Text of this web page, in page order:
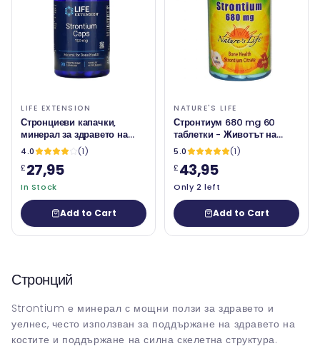
LIFE EXTENSION
Стронциеви капачки,
минерал за здравето на
костите, 750 mg, 90
вегетационни капачки -
удължаване на живота
4.0
(1)
£27,95
In Stock
Add to Cart
NATURE'S LIFE
Стронтиум 680 mg 60
таблетки - Животът на
природата
5.0
(1)
£43,95
Only 2 left
Add to Cart
Стронций
Strontium е минерал с мощни ползи за здравето и
уелнес, често използван за поддържане на здравето на
костите и поддържане на силна скелетна структура.